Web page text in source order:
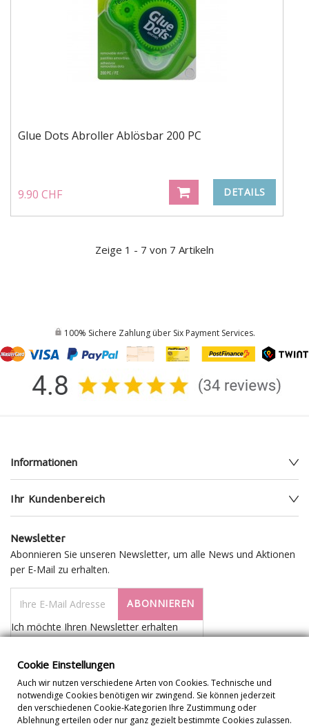
Glue Dots Abroller Ablösbar 200 PC
9.90 CHF DETAILS
Zeige 1 - 7 von 7 Artikeln
100% Sichere Zahlung über Six Payment Services.
Informationen
Ihr Kundenbereich
Newsletter
Abonnieren Sie unseren Newsletter, um alle News und Aktionen
per E-Mail zu erhalten.
ABONNIEREN
Ich möchte Ihren Newsletter erhalten
Cookie Einstellungen
Auch wir nutzen verschiedene Arten von Cookies. Technische und
notwendige Cookies benötigen wir zwingend. Sie können jederzeit
den verschiedenen Cookie-Kategorien Ihre Zustimmung oder
Ablehnung erteilen oder nur ganz gezielt bestimmte Cookies zulassen.